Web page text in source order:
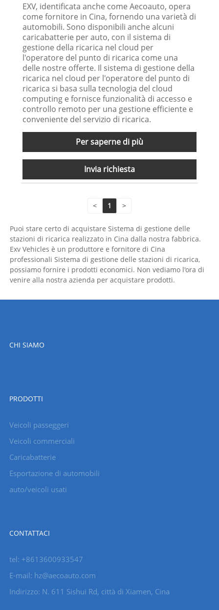
EXV, identificata anche come Aecoauto, opera
come fornitore in Cina, fornendo una varietà di
automobili. Sono disponibili anche alcuni
caricabatterie per auto, con il sistema di
gestione della ricarica nel cloud per
l'operatore del punto di ricarica come una
delle nostre offerte. Il sistema di gestione della
ricarica nel cloud per l'operatore del punto di
ricarica si basa sulla tecnologia del cloud
computing e fornisce funzionalità di accesso e
controllo remoto per una gestione efficiente e
conveniente del servizio di ricarica.
Per saperne di più
Invia richiesta
< 1 >
Puoi stare certo di acquistare Sistema di gestione delle
stazioni di ricarica realizzato in Cina dalla nostra fabbrica.
Exv Vehicles è un produttore e fornitore di Cina
professionali Sistema di gestione delle stazioni di ricarica,
possiamo fornire i prodotti economici. Non vediamo l'ora di
venire alla nostra azienda per acquistare prodotti.
CHI SIAMO
PRODOTTI
Veicoli passeggeri
Veicoli commerciali
Caricabatterie
Esportazione di automobili
auto/veicoli usati
CONTATTACI
tel: +8613600933547
E-mail: hz@aecoauto.com
Indirizzo: N. 611 Sishui Rd, città di Xiamen, Cina